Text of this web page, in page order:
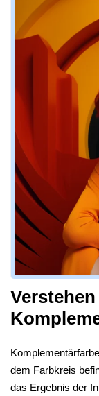
dem Farbkreis
das Ergebnis der